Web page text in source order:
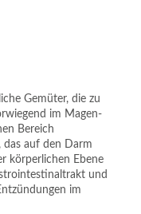
Gemüter, die zu
im Magen-
Bereich
das auf den Darm
körperlichen Ebene
und
im